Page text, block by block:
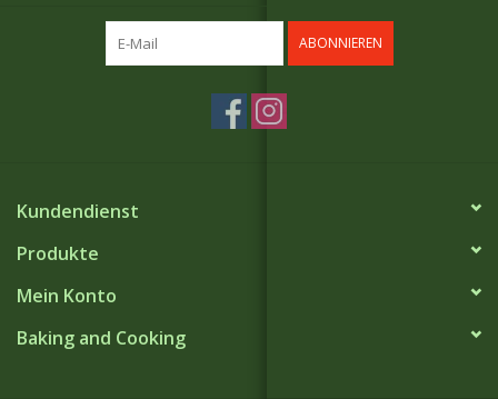
ABONNIEREN
Kundendienst
Produkte
Mein Konto
Baking and Cooking